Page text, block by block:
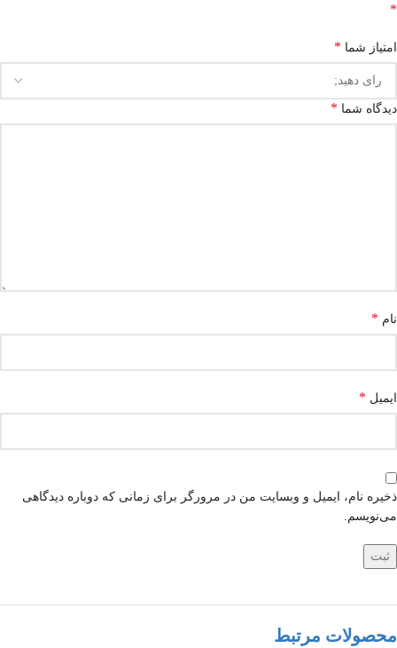
*
امتیاز شما *
دیدگاه شما *
نام *
ایمیل *
ذخیره نام، ایمیل و وبسایت من در مرورگر برای زمانی که دوباره دیدگاهی
می‌نویسم.
محصولات مرتبط